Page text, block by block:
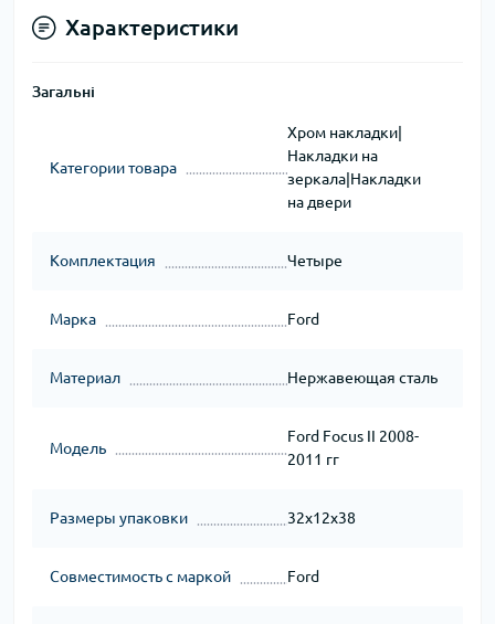
Характеристики
Загальні
Категории товара
Хром накладки|
Накладки на
зеркала|Накладки
на двери
Комплектация Четыре
Марка Ford
Материал Нержавеющая сталь
Модель
Ford Focus II 2008-
2011 гг
Размеры упаковки 32x12x38
Совместимость с маркой Ford